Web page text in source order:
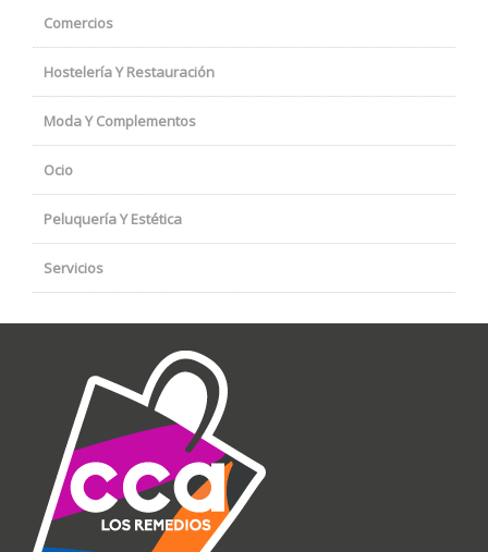
Comercios
Hostelería Y Restauración
Moda Y Complementos
Ocio
Peluquería Y Estética
Servicios